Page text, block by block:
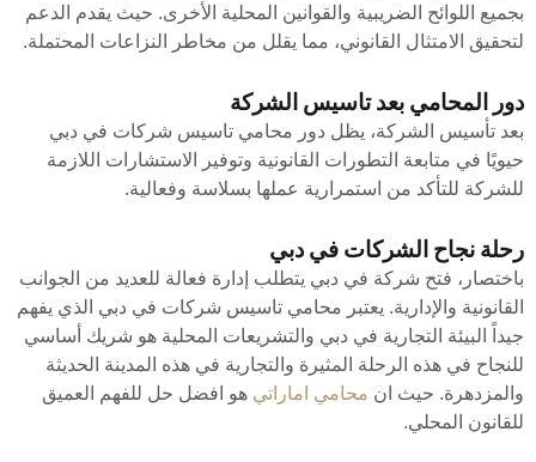
بجميع اللوائح الضريبية والقوانين المحلية الأخرى. حيث يقدم الدعم
لتحقيق الامتثال القانوني، مما يقلل من مخاطر النزاعات المحتملة.
دور المحامي بعد تاسيس الشركة
بعد تأسيس الشركة، يظل دور محامي تاسيس شركات في دبي
حيويًا في متابعة التطورات القانونية وتوفير الاستشارات اللازمة
للشركة للتأكد من استمرارية عملها بسلاسة وفعالية.
رحلة نجاح الشركات في دبي
باختصار، فتح شركة في دبي يتطلب إدارة فعالة للعديد من الجوانب
القانونية والإدارية. يعتبر محامي تاسيس شركات في دبي الذي يفهم
جيداً البيئة التجارية في دبي والتشريعات المحلية هو شريك أساسي
للنجاح في هذه الرحلة المثيرة والتجارية في هذه المدينة الحديثة
والمزدهرة. حيث ان محامي اماراتي هو افضل حل للفهم العميق
للقانون المحلي.